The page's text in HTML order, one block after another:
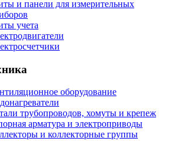
и панели для измерительных
учета
оборудование
трубопроводов, хомуты и крепеж
арматура и электроприводы
и коллекторные группы